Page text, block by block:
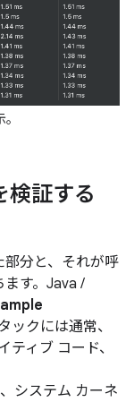
検証する
分と、それが呼
す。Java /
ックには通常、
ィブ コード、
システム カーネ